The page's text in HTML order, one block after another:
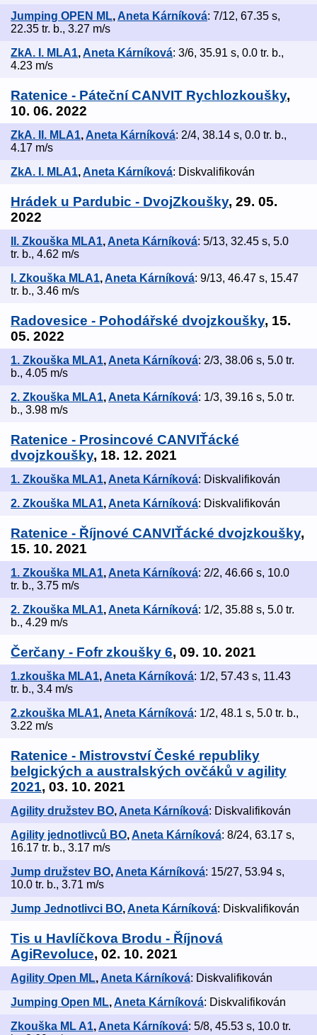
Jumping OPEN ML, Aneta Kárníková: 7/12, 67.35 s,
22.35 tr. b., 3.27 m/s
ZkA. I. MLA1,Aneta Kárníková: 3/6, 35.91 s, 0.0 tr. b.,
4.23 m/s
Ratenice - Páteční CANVIT Rychlozkoušky,
10. 06. 2022
ZkA. II. MLA1, Aneta Kárníková: 2/4, 38.14 s, 0.0 tr. b.,
4.17 m/s
ZkA. I. MLA1,Aneta Kárníková: Diskvalifikován
Hrádek u Pardubic - DvojZkoušky, 29. 05.
2022
II. Zkouška MLA1, Aneta Kárníková: 5/13, 32.45 s, 5.0
tr. b., 4.62 m/s
I. Zkouška MLA1,Aneta Kárníková: 9/13, 46.47 s, 15.47
tr. b., 3.46 m/s
Radovesice - Pohodářské dvojzkoušky, 15.
05. 2022
1. Zkouška MLA1, Aneta Kárníková: 2/3, 38.06 s, 5.0 tr.
b., 4.05 m/s
2. Zkouška MLA1,Aneta Kárníková: 1/3, 39.16 s, 5.0 tr.
b., 3.98 m/s
Ratenice - Prosincové CANVIŤácké
dvojzkoušky, 18. 12. 2021
1. Zkouška MLA1, Aneta Kárníková: Diskvalifikován
2. Zkouška MLA1,Aneta Kárníková: Diskvalifikován
Ratenice - Říjnové CANVIŤácké dvojzkoušky,
15. 10. 2021
1. Zkouška MLA1, Aneta Kárníková: 2/2, 46.66 s, 10.0
tr. b., 3.75 m/s
2. Zkouška MLA1,Aneta Kárníková: 1/2, 35.88 s, 5.0 tr.
b., 4.29 m/s
Čerčany - Fofr zkoušky 6, 09. 10. 2021
1.zkouška MLA1, Aneta Kárníková: 1/2, 57.43 s, 11.43
tr. b., 3.4 m/s
2.zkouška MLA1,Aneta Kárníková: 1/2, 48.1 s, 5.0 tr. b.,
3.22 m/s
Ratenice - Mistrovství České republiky
belgických a australských ovčáků v agility
2021, 03. 10. 2021
Agility družstev BO, Aneta Kárníková: Diskvalifikován
Agility jednotlivců BO,Aneta Kárníková: 8/24, 63.17 s,
16.17 tr. b., 3.17 m/s
Jump družstev BO, Aneta Kárníková: 15/27, 53.94 s,
10.0 tr. b., 3.71 m/s
Jump Jednotlivci BO,Aneta Kárníková: Diskvalifikován
Tis u Havlíčkova Brodu - Říjnová
AgiRevoluce, 02. 10. 2021
Agility Open ML, Aneta Kárníková: Diskvalifikován
Jumping Open ML,Aneta Kárníková: Diskvalifikován
Zkouška ML A1, Aneta Kárníková: 5/8, 45.53 s, 10.0 tr.